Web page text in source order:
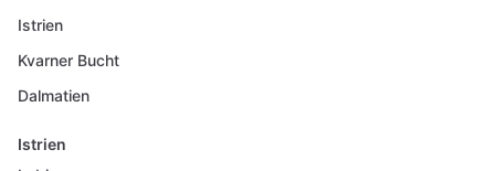
Istrien
Kvarner Bucht
Dalmatien
Istrien